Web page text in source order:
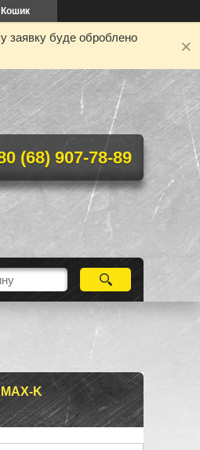
Кошик
заявку буде оброблено
(68) 907-78-89
K